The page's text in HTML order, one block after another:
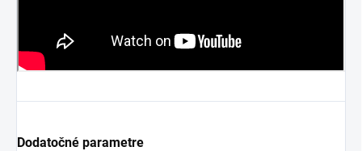
Dodatočné parametre